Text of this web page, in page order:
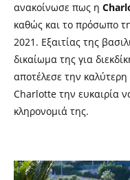
ανακοίνωσε πως η
καθώς και το πρόσωπο
2021. Εξαιτίας της
δικαίωμα της για
αποτέλεσε την
Charlotte την ευκαιρία
κληρονομιά της.